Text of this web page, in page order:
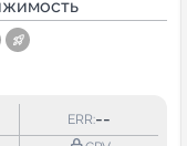
ERR:--